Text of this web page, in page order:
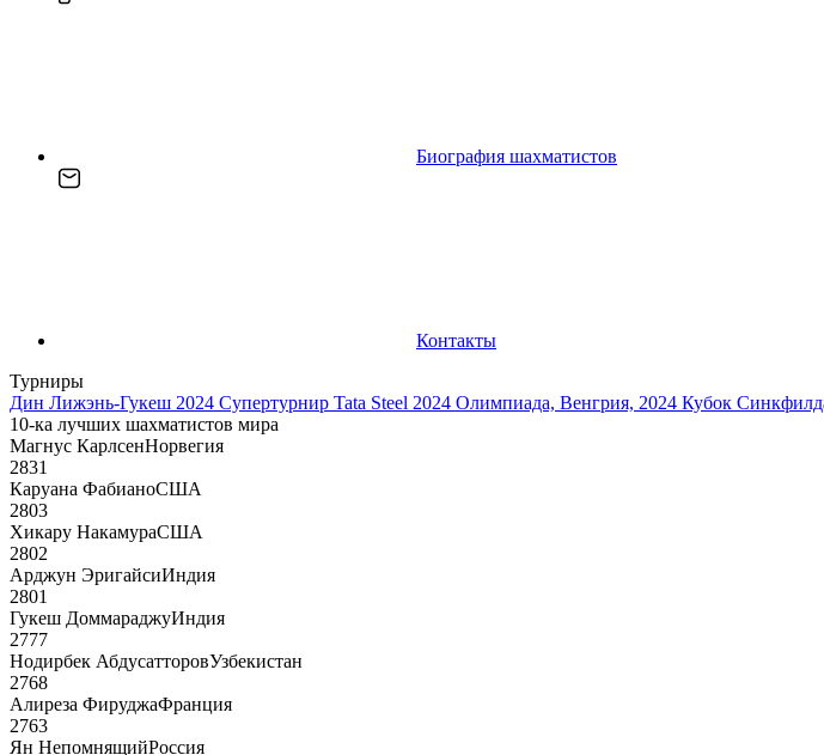
Биография шахматистов
Контакты
Турниры
Дин Лижэнь-Гукеш 2024 Супертурнир Tata Steel 2024 Олимпиада, Венгрия, 2024 Кубок
10-ка лучших шахматистов мира
Магнус КарлсенНорвегия
2831
Каруана ФабианоСША
2803
Хикару НакамураСША
2802
Арджун ЭригайсиИндия
2801
Гукеш ДоммараджуИндия
2777
Нодирбек АбдусатторовУзбекистан
2768
Алиреза ФируджаФранция
2763
Ян НепомнящийРоссия